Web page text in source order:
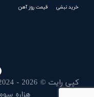
خرید نبشی قیمت روز آهن
هزاره